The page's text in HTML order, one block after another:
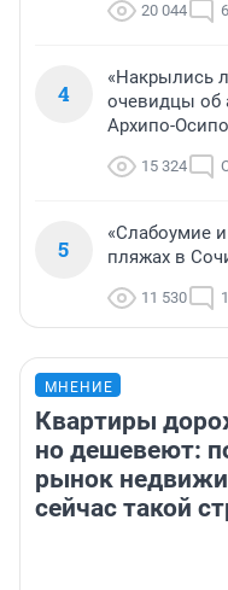
20 044
4
«Накрылись
очевидцы об
Архипо-
15 324
5
«Слабоумие
пляжах в
11 530
МНЕНИЕ
Квартиры
но дешевеют:
рынок
сейчас такой